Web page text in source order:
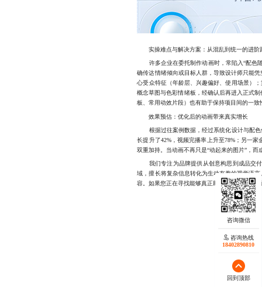
实操难点与解决方案：从混乱到统一的进阶
许多企业在委托制作动画时，常陷入“配色随
确传达情绪倾向或目标人群，导致设计师只能
心受众特征（年龄层、兴趣偏好、使用场景）
概念草图与色彩情绪板，经确认后再进入正式
板、常用动效片段）也有助于保持项目间的一
效果预估：优化后的动画带来真实增长
根据过往案例数据，经过系统化设计与配色
长提升了42%，视频完播率上升至78%；另一
双重加持。当动画不再只是“动起来的图片”，
我们专注为品牌提供从创意构思到成品交
域，擅长将复杂信息转化为生动有趣的视觉语
容。如果您正在寻找能够真正助力品牌传播的
咨询热线
18402890810
回到顶部